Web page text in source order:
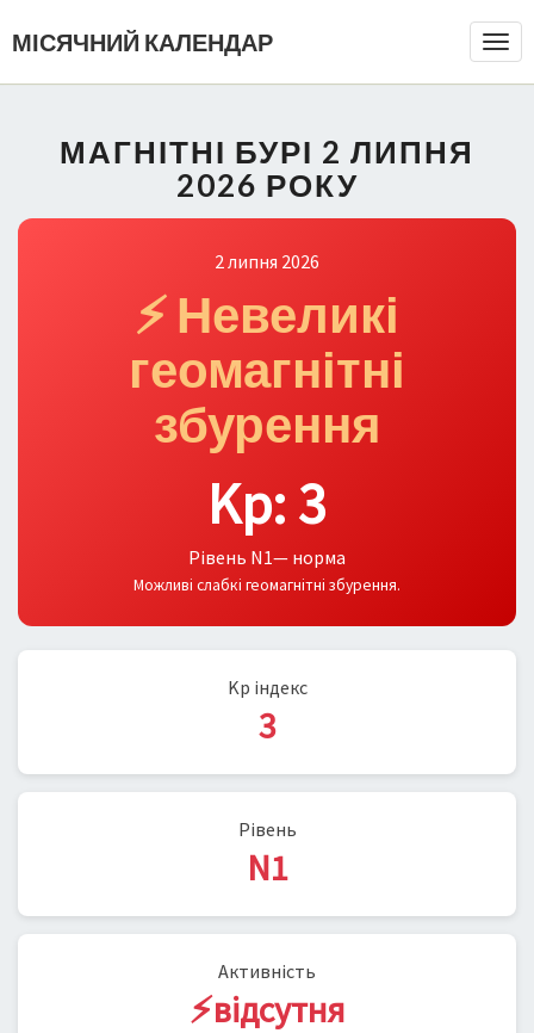
МІСЯЧНИЙ КАЛЕНДАР
МАГНІТНІ БУРІ 2 ЛИПНЯ
2026 РОКУ
2 липня 2026
⚡ Невеликі
геомагнітні
збурення
Kp: 3
Рівень N1— норма
Можливі слабкі геомагнітні збурення.
Kp індекс
3
Рівень
N1
Активність
⚡відсутня